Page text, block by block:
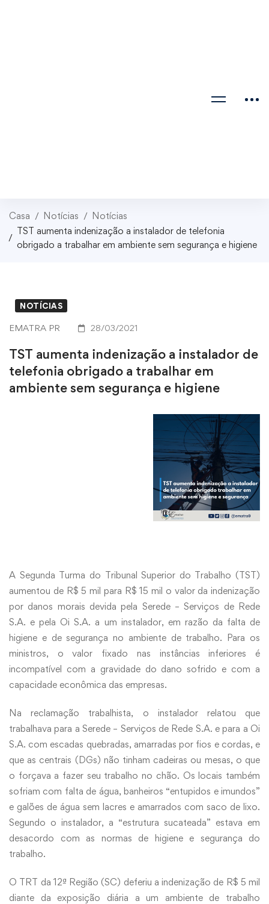
Casa Notícias
Notícias
TST aumenta indenização a instalador de telefonia
obrigado a trabalhar em ambiente sem segurança e higiene
NOTÍCIAS
EMATRA PR 28/03/2021
TST aumenta indenização a instalador de
telefonia obrigado a trabalhar em
ambiente sem segurança e higiene
A Segunda Turma do Tribunal Superior do Trabalho (TST)
aumentou de R$ 5 mil para R$ 15 mil o valor da indenização
por danos morais devida pela Serede – Serviços de Rede
S.A. e pela Oi S.A. a um instalador, em razão da falta de
higiene e de segurança no ambiente de trabalho. Para os
ministros, o valor fixado nas instâncias inferiores é
incompatível com a gravidade do dano sofrido e com a
capacidade econômica das empresas.
Na reclamação trabalhista, o instalador relatou que
trabalhava para a Serede – Serviços de Rede S.A. e para a Oi
S.A. com escadas quebradas, amarradas por fios e cordas, e
que as centrais (DGs) não tinham cadeiras ou mesas, o que
o forçava a fazer seu trabalho no chão. Os locais também
sofriam com falta de água, banheiros “entupidos e imundos”
e galões de água sem lacres e amarrados com saco de lixo.
Segundo o instalador, a “estrutura sucateada” estava em
desacordo com as normas de higiene e segurança do
trabalho.
O TRT da 12ª Região (SC) deferiu a indenização de R$ 5 mil
diante da exposição diária a um ambiente de trabalho